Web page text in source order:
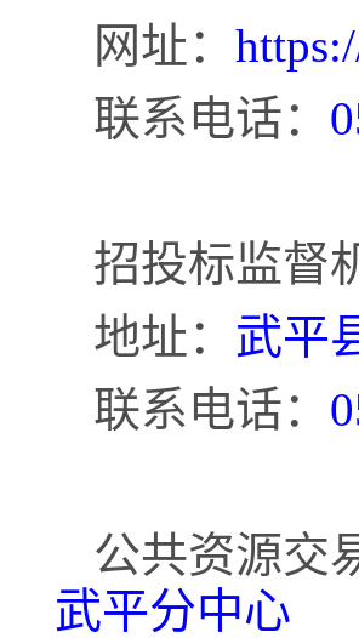
网址：
联系电话：
招投标监督
地址： 武平
联系电话：
公共资源交
武平分中心